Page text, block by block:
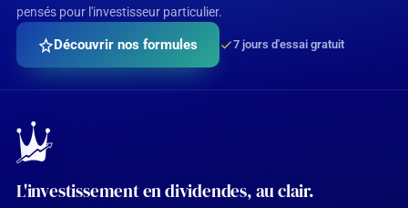
pensés pour l'investisseur particulier.
Découvrir nos formules 7 jours d'essai gratuit
L'investissement en dividendes, au clair.